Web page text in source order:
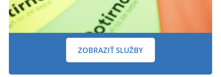
ZOBRAZIŤ SLUŽBY